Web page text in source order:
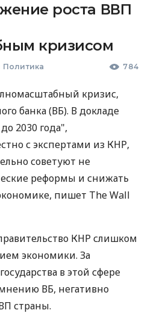
роста ВВП
кризисом
Политика 784
кризис,
банка (ВБ). В докладе
2030 года",
с экспертами из КНР,
советуют не
реформы и снижать
пишет The Wall
КНР слишком
экономики. За
в этой сфере
ВБ, негативно
страны.